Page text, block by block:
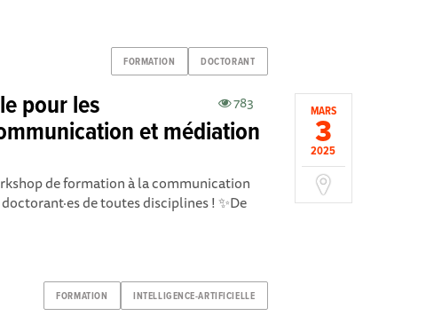
FORMATION DOCTORANT
MARS
3
2025
783
pour les
et médiation
de formation à la communication
de toutes disciplines ! ✨De
FORMATION INTELLIGENCE-ARTIFICIELLE